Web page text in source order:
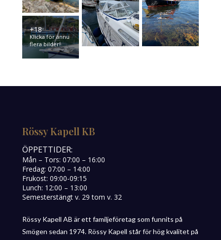
+18
Klicka för ännu
flera bilder!
Rössy Kapell KB
ÖPPETTIDER:
Mån – Tors: 07:00 – 16:00
Fredag: 07:00 – 14:00
Frukost: 09:00-09:15
Lunch: 12:00 – 13:00
Semesterstängt v. 29 tom v. 32
Rössy Kapell AB är ett familjeföretag som funnits på
Smögen sedan 1974. Rössy Kapell står för hög kvalitet på